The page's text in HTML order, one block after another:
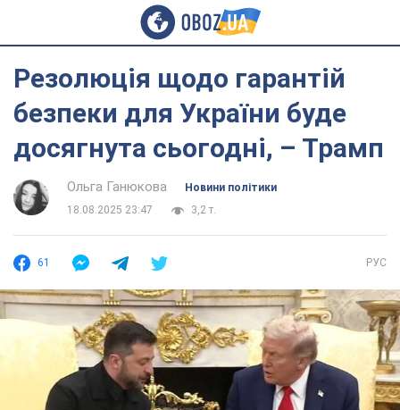
Резолюція щодо гарантій
безпеки для України буде
досягнута сьогодні, – Трамп
Ольга Ганюкова
Новини політики
18.08.2025 23:47
3,2 т.
61 РУС